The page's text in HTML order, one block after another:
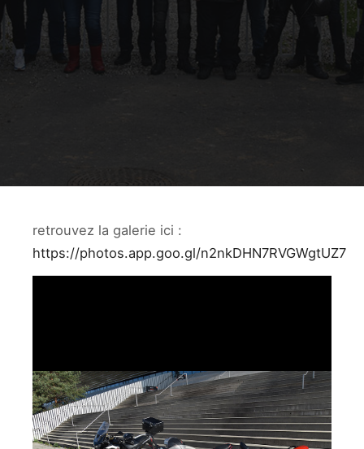
retrouvez la galerie ici :
https://photos.app.goo.gl/n2nkDHN7RVGWgtUZ7